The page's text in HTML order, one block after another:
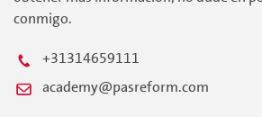
conmigo.
+31314659111
academy@pasreform.com